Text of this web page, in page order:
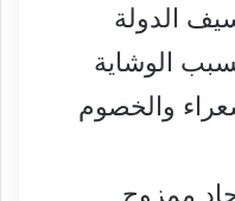
الدولة
الوشاية
والخصوم
ممزوج